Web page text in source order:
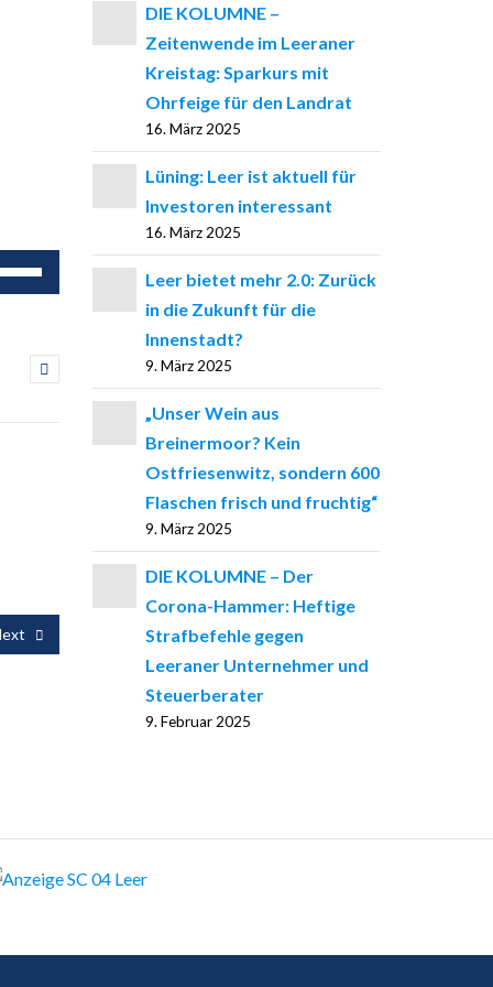
Runter
DIE KOLUMNE –
Zeitenwende im Leeraner
Kreistag: Sparkurs mit
Ohrfeige für den Landrat
16. März 2025
Lüning: Leer ist aktuell für
Investoren interessant
16. März 2025
Leer bietet mehr 2.0: Zurück
in die Zukunft für die
Innenstadt?
9. März 2025
„Unser Wein aus
Breinermoor? Kein
Ostfriesenwitz, sondern 600
Flaschen frisch und fruchtig“
9. März 2025
DIE KOLUMNE – Der
Corona-Hammer: Heftige
Strafbefehle gegen
Leeraner Unternehmer und
Steuerberater
9. Februar 2025